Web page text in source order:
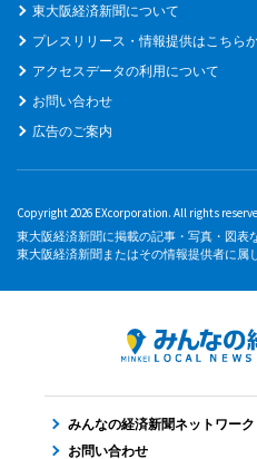
東大阪経済新聞について
プレスリリース・情報提供はこちら
アクセスデータの利用について
お問い合わせ
広告のご案内
Copyright 2026 EXcorporation. All rights
東大阪経済新聞に掲載の記事・写真・図表
東大阪経済新聞またはその情報提供者に属
みんなの経済新聞ネットワーク
お問い合わせ